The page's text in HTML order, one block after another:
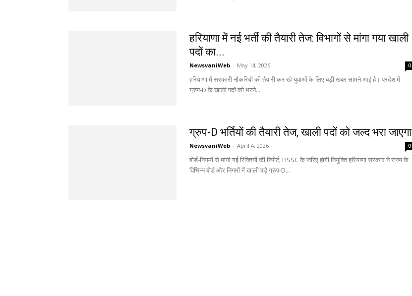
हरियाणा में नई भर्ती की तैयारी तेज: विभागों से मांगा गया खाली
पदों का...
NewsvaniWeb - May 14, 2026 0
हरियाणा में सरकारी नौकरियों की तैयारी कर रहे युवाओं के लिए बड़ी खबर सामने आई है। प्रदेश में
ग्रुप-D के खाली पदों को भरने...
ग्रुप-D भर्तियों की तैयारी तेज, खाली पदों को जल्द भरा जाएगा
NewsvaniWeb - April 4, 2026 0
बोर्ड-निगमों से मांगी गई रिक्तियों की रिपोर्ट, HSSC के जरिए होगी नियुक्ति हरियाणा सरकार ने राज्य के
विभिन्न बोर्ड और निगमों में खाली पड़े ग्रुप-D...